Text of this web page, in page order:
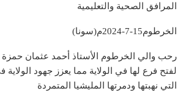
Facebook Messenger
المرافق الصحية والتعليمية
الخرطوم15-7-2024م(سونا)
رحب والي الخرطوم الأستاذ أحمد عثمان حمزة
لفتح فرع لها في الولاية مما يعزز جهود الولاية
التي نهبتها ودمرتها المليشيا المتمردة